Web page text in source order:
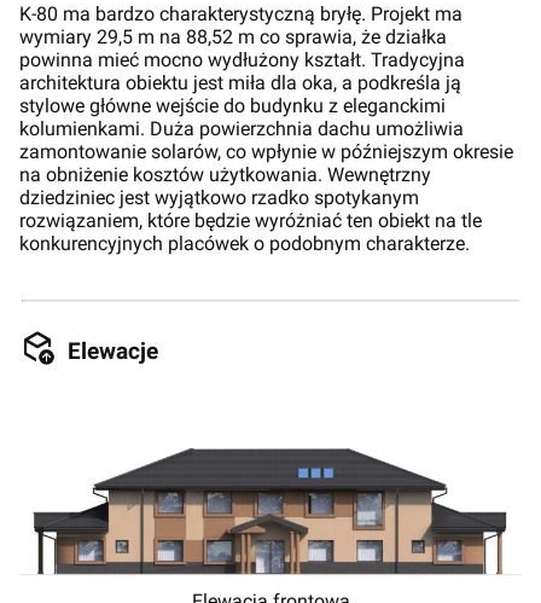
K-80 ma bardzo charakterystyczną bryłę. Projekt ma
wymiary 29,5 m na 88,52 m co sprawia, że działka
powinna mieć mocno wydłużony kształt. Tradycyjna
architektura obiektu jest miła dla oka, a podkreśla ją
stylowe główne wejście do budynku z eleganckimi
kolumienkami. Duża powierzchnia dachu umożliwia
zamontowanie solarów, co wpłynie w późniejszym okresie
na obniżenie kosztów użytkowania. Wewnętrzny
dziedziniec jest wyjątkowo rzadko spotykanym
rozwiązaniem, które będzie wyróżniać ten obiekt na tle
konkurencyjnych placówek o podobnym charakterze.
Elewacje